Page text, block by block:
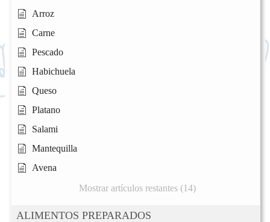
Arroz
Carne
Pescado
Habichuela
Queso
Platano
Salami
Mantequilla
Avena
Mostrar artículos restantes (14)
ALIMENTOS PREPARADOS